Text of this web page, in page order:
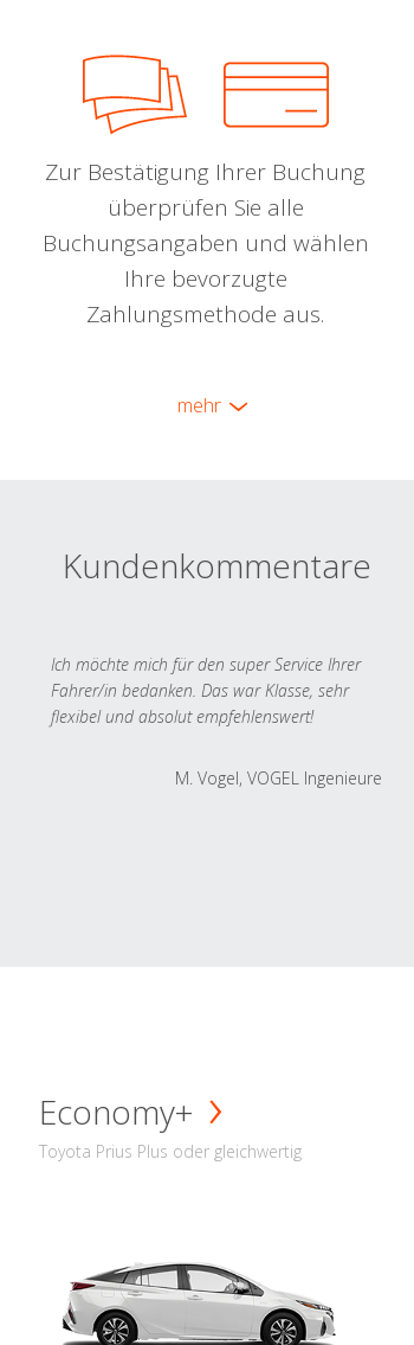
Zur Bestätigung Ihrer Buchung
überprüfen Sie alle
Buchungsangaben und wählen
Ihre bevorzugte
Zahlungsmethode aus.
mehr
Kundenkommentare
Ich möchte mich für den super Service Ihrer
Fahrer/in bedanken. Das war Klasse, sehr
flexibel und absolut empfehlenswert!
M. Vogel, VOGEL Ingenieure
Economy+
Toyota Prius Plus oder gleichwertig